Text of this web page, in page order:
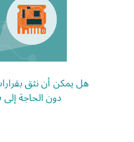
هل يمكن أن نثق
دون الحاجة